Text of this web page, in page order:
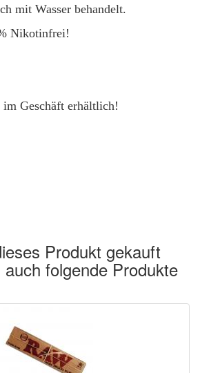
mit Wasser behandelt.
Nikotinfrei!
Geschäft erhältlich!
Produkt gekauft
folgende Produkte